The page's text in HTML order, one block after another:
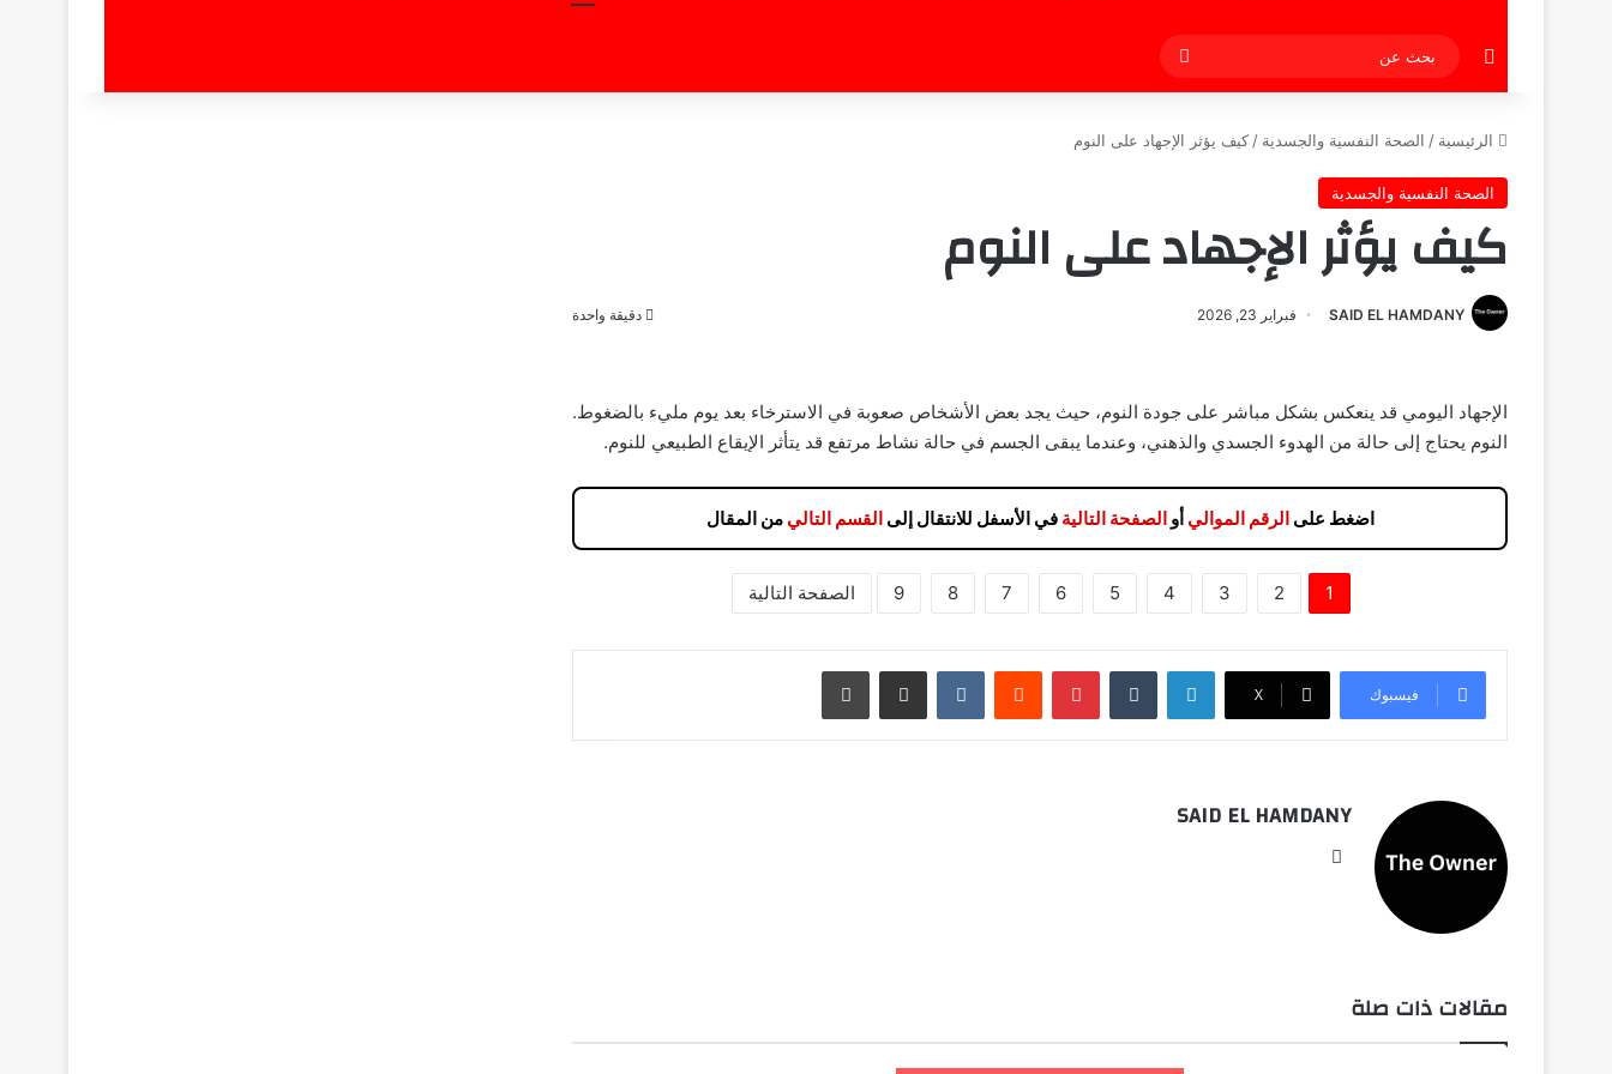
إضافة عمود جانبي
بحث
عن
الرئيسية / الصحة النفسية والجسدية /كيف يؤثر الإجهاد على النوم
الصحة النفسية والجسدية
كيف يؤثر الإجهاد على النوم
SAID EL HAMDANY فبراير 23, 2026 دقيقة واحدة
الإجهاد اليومي قد ينعكس بشكل مباشر على جودة النوم، حيث يجد بعض الأشخاص صعوبة في الاسترخاء بعد يوم مليء بالضغوط.
النوم يحتاج إلى حالة من الهدوء الجسدي والذهني، وعندما يبقى الجسم في حالة نشاط مرتفع قد يتأثر الإيقاع الطبيعي للنوم.
اضغط على الرقم الموالي أو الصفحة التالية في الأسفل للانتقال إلى القسم التالي من المقال
1
2
3
4
5
6
7
8
9 الصفحة التالية
فيسبوك ‫X
لينكدإن بينتيريست مشاركة عبر البريد طباعة
SAID EL HAMDANY
مقالات ذات صلة